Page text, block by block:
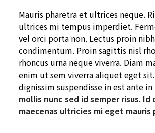
Mauris pharetra et ultrices neque.
ultrices mi tempus imperdiet.
vel orci porta non. Lectus proin
condimentum. Proin sagittis nisl
rhoncus urna neque viverra. Diam
enim ut sem viverra aliquet eget
dignissim suspendisse in est ante in
mollis nunc sed id semper risus. Id
maecenas ultricies mi eget